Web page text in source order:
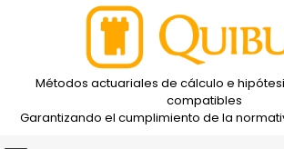
Métodos actuariales de cálculo e
compatibles
Garantizando el cumplimiento de la